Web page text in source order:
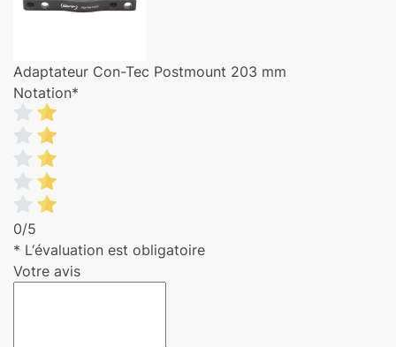
Adaptateur Con-Tec Postmount 203 mm
Notation*
0/5
* L‘évaluation est obligatoire
Votre avis